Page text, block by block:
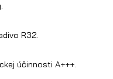
R32.
účinnosti A+++.